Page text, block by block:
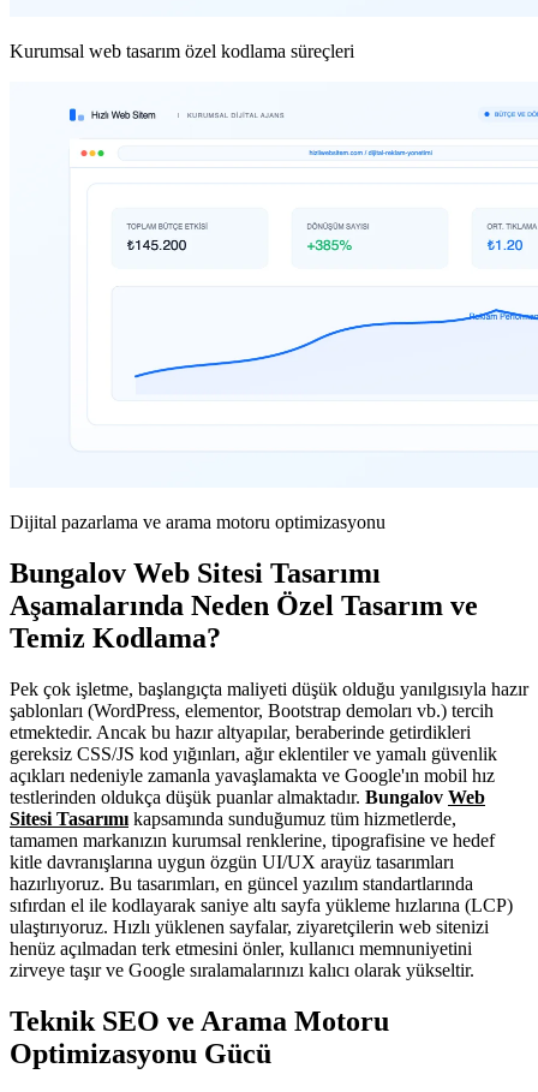
Kurumsal web tasarım özel kodlama süreçleri
Dijital pazarlama ve arama motoru optimizasyonu
Bungalov Web Sitesi Tasarımı
Aşamalarında Neden Özel Tasarım ve
Temiz Kodlama?
Pek çok işletme, başlangıçta maliyeti düşük olduğu yanılgısıyla hazır
şablonları (WordPress, elementor, Bootstrap demoları vb.) tercih
etmektedir. Ancak bu hazır altyapılar, beraberinde getirdikleri
gereksiz CSS/JS kod yığınları, ağır eklentiler ve yamalı güvenlik
açıkları nedeniyle zamanla yavaşlamakta ve Google'ın mobil hız
testlerinden oldukça düşük puanlar almaktadır. Bungalov Web
Sitesi Tasarımı kapsamında sunduğumuz tüm hizmetlerde,
tamamen markanızın kurumsal renklerine, tipografisine ve hedef
kitle davranışlarına uygun özgün UI/UX arayüz tasarımları
hazırlıyoruz. Bu tasarımları, en güncel yazılım standartlarında
sıfırdan el ile kodlayarak saniye altı sayfa yükleme hızlarına (LCP)
ulaştırıyoruz. Hızlı yüklenen sayfalar, ziyaretçilerin web sitenizi
henüz açılmadan terk etmesini önler, kullanıcı memnuniyetini
zirveye taşır ve Google sıralamalarınızı kalıcı olarak yükseltir.
Teknik SEO ve Arama Motoru
Optimizasyonu Gücü